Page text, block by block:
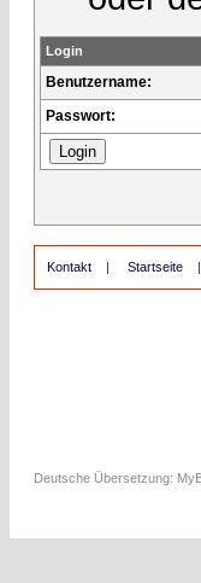
Login
Benutzername:
Passwort:
Kontakt | Startseite
Deutsche Übersetzung: